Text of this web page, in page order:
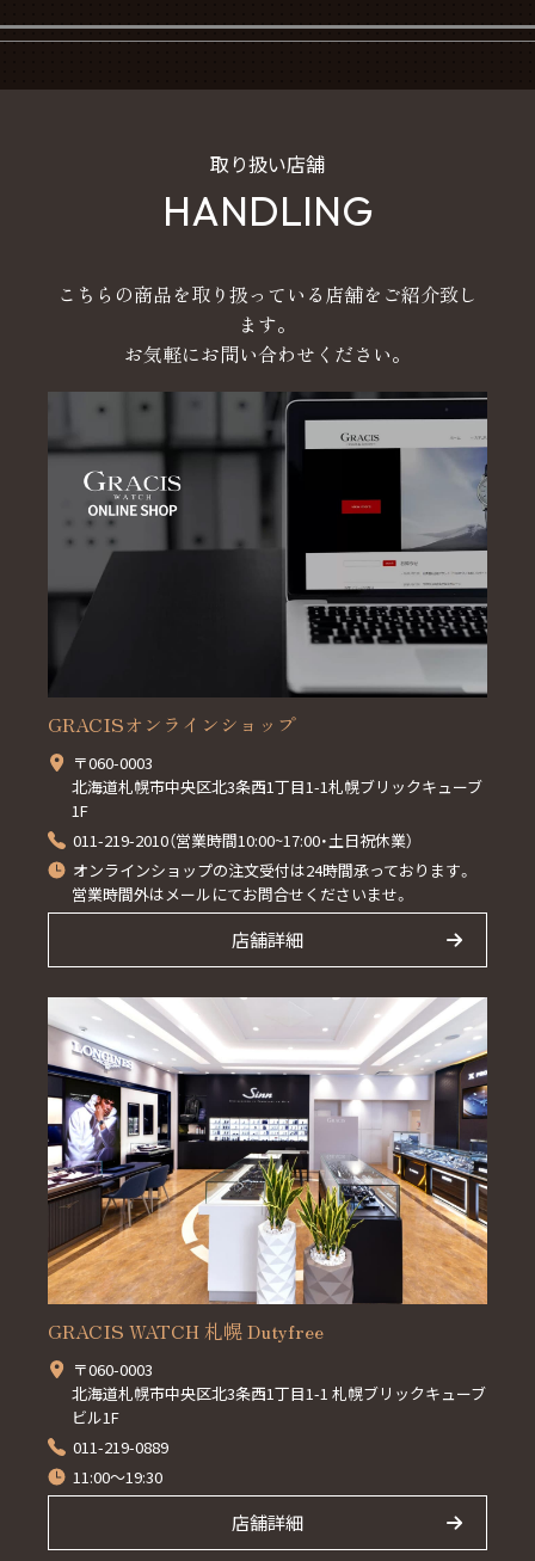
取り扱い店舗
HANDLING
こちらの商品を取り扱っている店舗をご紹介致し
ます。
お気軽にお問い合わせください。
GRACISオンラインショップ
〒060-0003
北海道札幌市中央区北3条西1丁目1-1札幌ブリックキューブ
1F
011-219-2010（営業時間10:00~17:00・土日祝休業）
オンラインショップの注文受付は24時間承っております。
営業時間外はメールにてお問合せくださいませ。
店舗詳細
GRACIS WATCH 札幌 Dutyfree
〒060-0003
北海道札幌市中央区北3条西1丁目1-1 札幌ブリックキューブ
ビル1F
011-219-0889
11:00～19:30
店舗詳細